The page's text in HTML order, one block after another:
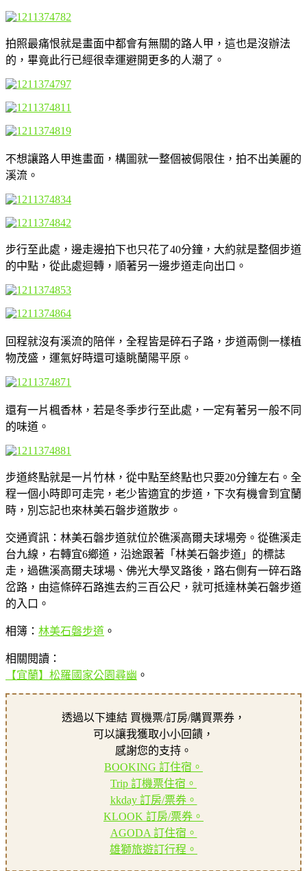
拍照最痛恨就是畫面中都會有無關的路人甲，這也是沒辦法
的，畢竟此行已經很幸運避開更多的人潮了。
不想讓路人甲進畫面，構圖就一整個被侷限住，拍不出美麗的
溪流。
步行至此處，邊走邊拍下也只花了40分鐘，大約就是整個步道
的中點，從此處迴轉，順著另一邊步道走向出口。
回程就沒有溪流的陪伴，全程皆是碎石子路，步道兩側一樣植
物茂盛，運氣好時還可遠眺蘭陽平原。
還有一片楓香林，若是冬季步行至此處，一定有著另一般不同
的味道。
步道終點就是一片竹林，從中點至終點也只要20分鐘左右。全
程一個小時即可走完，老少皆適宜的步道，下次有機會到宜蘭
時，別忘記也來林美石磐步道散步。
交通資訊：林美石磐步道就位於礁溪高爾夫球場旁。從礁溪走
台九線，右轉宜6鄉道，沿途跟著「林美石磐步道」的標誌
走，過礁溪高爾夫球場、佛光大學叉路後，路右側有一碎石路
岔路，由這條碎石路進去約三百公尺，就可抵達林美石磐步道
的入口。
相簿： 林美石磐步道 。
相關閱讀：
【宜蘭】松羅國家公園尋幽 。
透過以下連結 買機票/訂房/購買票券，
可以讓我獲取小小回饋，
感謝您的支持。
BOOKING 訂住宿。
Trip 訂機票住宿。
kkday 訂房/票券。
KLOOK 訂房/票券。
AGODA 訂住宿。
雄獅旅遊訂行程。